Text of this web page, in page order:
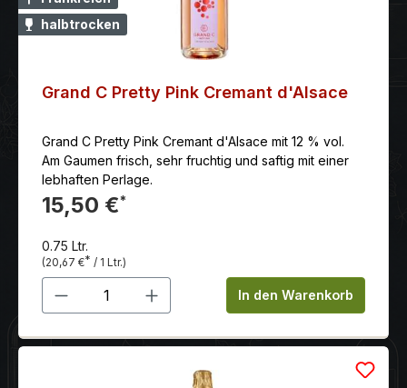
Aperitif und passt gut zu leichten Vorspeisen, Fisch-
oder Geflügelgerichten sowie Fruchtdesserts.
halbtrocken
Grand C Pretty Pink Cremant d'Alsace
Grand C Pretty Pink Cremant d'Alsace mit 12 % vol.
Am Gaumen frisch, sehr fruchtig und saftig mit einer
lebhaften Perlage.
15,50 €*
0.75 Ltr.
(20,67 €* / 1 Ltr.)
Produkt Anzahl: Gib denIn den Warenkorb